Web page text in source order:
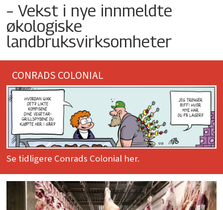
– Vekst i nye innmeldte
økologiske
landbruksvirksomheter
CONRADS COLONIAL
Se tidligere Conrads Colonial her.